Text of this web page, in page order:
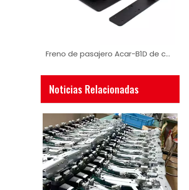
Freno de pasajero Acar-B1D de camión o camioneta grande
Noticias Relacionadas